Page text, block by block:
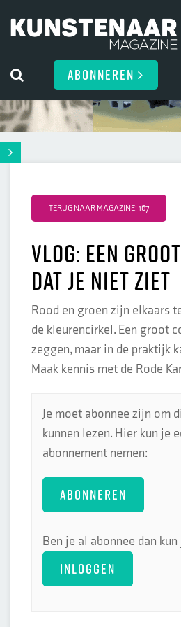
ABONNEREN
TERUG NAAR MAGAZINE: 167
Vlog: een
dat je niet ziet
Rood en groen zijn elkaars
de kleurencirkel. Een groot
zeggen, maar in de praktijk
Maak kennis met de Rode
Je moet abonnee zijn om
kunnen lezen. Hier kun je
abonnement nemen:
ABONNEREN
Ben je al abonnee dan
INLOGGEN